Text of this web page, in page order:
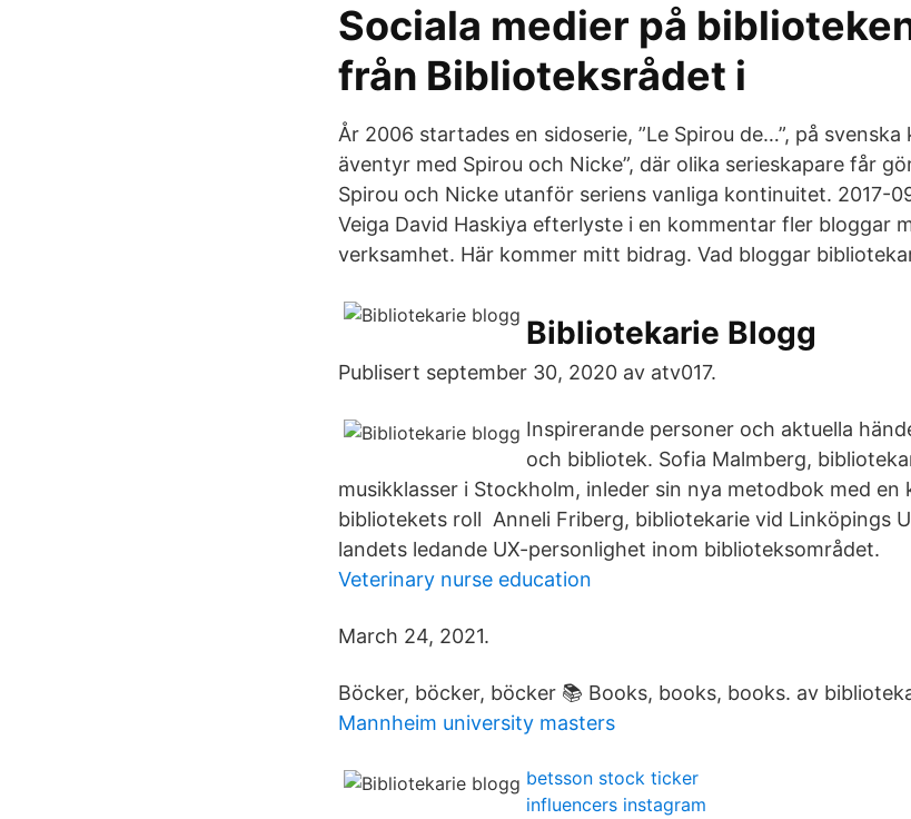
Sociala medier på
från Biblioteksrådet i
År 2006 startades en sidoserie, ”Le Spirou de…”, på
äventyr med Spirou och Nicke”, där olika serieskapare får
Spirou och Nicke utanför seriens vanliga kontinuitet. 2017-
Veiga David Haskiya efterlyste i en kommentar fler bloggar
verksamhet. Här kommer mitt bidrag. Vad bloggar
Bibliotekarie Blogg
Publisert september 30, 2020 av atv017.
Inspirerande personer och aktuella
och bibliotek. Sofia Malmberg,
musikklasser i Stockholm, inleder sin nya metodbok med en
bibliotekets roll Anneli Friberg, bibliotekarie vid Linköpings
landets ledande UX-personlighet inom biblioteksområdet.
Veterinary nurse education
March 24, 2021.
Böcker, böcker, böcker 📚 Books, books, books. av
Mannheim university masters
betsson stock ticker
influencers instagram